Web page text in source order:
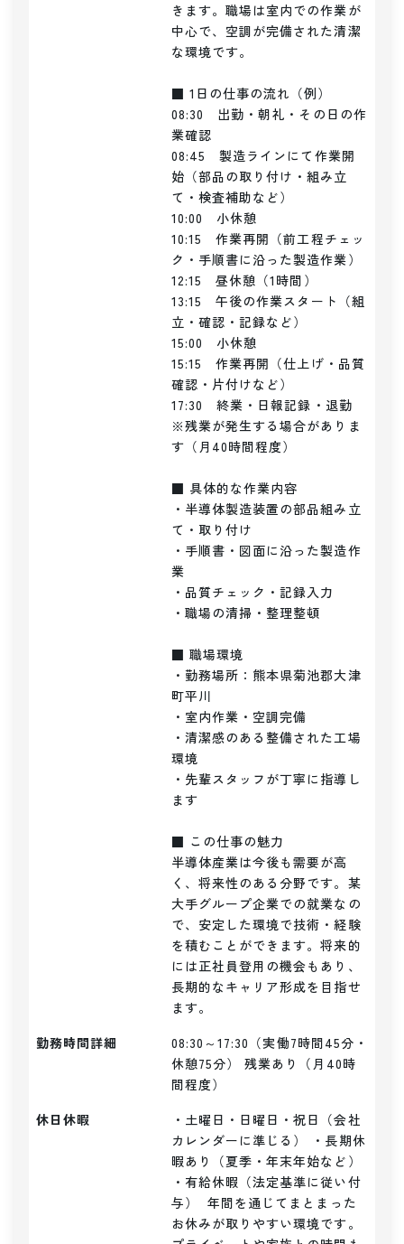
きます。職場は室内での作業が
中心で、空調が完備された清潔
な環境です。
■ 1日の仕事の流れ（例）
08:30　出勤・朝礼・その日の作
業確認
08:45　製造ラインにて作業開
始（部品の取り付け・組み立
て・検査補助など）
10:00　小休憩
10:15　作業再開（前工程チェッ
ク・手順書に沿った製造作業）
12:15　昼休憩（1時間）
13:15　午後の作業スタート（組
立・確認・記録など）
15:00　小休憩
15:15　作業再開（仕上げ・品質
確認・片付けなど）
17:30　終業・日報記録・退勤
※残業が発生する場合がありま
す（月40時間程度）
■ 具体的な作業内容
・半導体製造装置の部品組み立
て・取り付け
・手順書・図面に沿った製造作
業
・品質チェック・記録入力
・職場の清掃・整理整頓
■ 職場環境
・勤務場所：熊本県菊池郡大津
町平川
・室内作業・空調完備
・清潔感のある整備された工場
環境
・先輩スタッフが丁寧に指導し
ます
■ この仕事の魅力
半導体産業は今後も需要が高
く、将来性のある分野です。某
大手グループ企業での就業なの
で、安定した環境で技術・経験
を積むことができます。将来的
には正社員登用の機会もあり、
長期的なキャリア形成を目指せ
ます。
勤務時間詳細
08:30～17:30（実働7時間45分・
休憩75分） 残業あり（月40時
間程度）
休日休暇
・土曜日・日曜日・祝日（会社
カレンダーに準じる） ・長期休
暇あり（夏季・年末年始など）
・有給休暇（法定基準に従い付
与）  年間を通じてまとまった
お休みが取りやすい環境です。